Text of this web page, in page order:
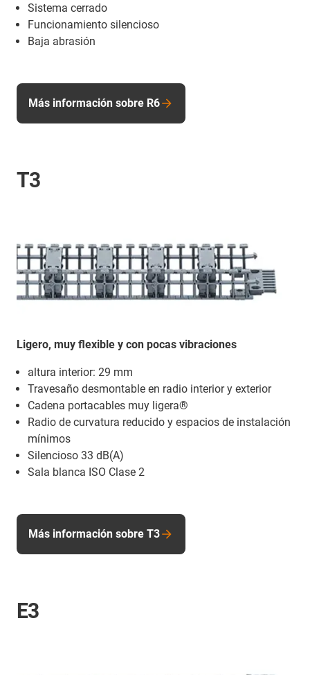
Sistema cerrado
Funcionamiento silencioso
Baja abrasión
Más información sobre R6
T3
Ligero, muy flexible y con pocas vibraciones
altura interior: 29 mm
Travesaño desmontable en radio interior y exterior
Cadena portacables muy ligera®
Radio de curvatura reducido y espacios de instalación
mínimos
Silencioso 33 dB(A)
Sala blanca ISO Clase 2
Más información sobre T3
E3